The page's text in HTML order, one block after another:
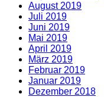
August 2019
Juli 2019
Juni 2019
Mai 2019
April 2019
März 2019
Februar 2019
Januar 2019
Dezember 2018